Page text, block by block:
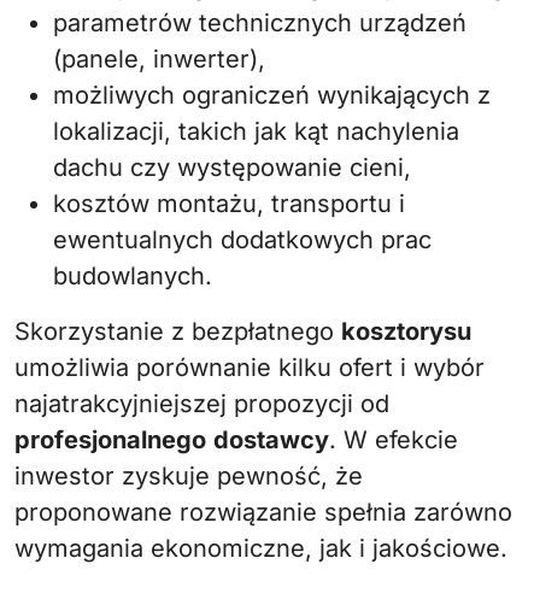
parametrów technicznych urządzeń
(panele, inwerter),
możliwych ograniczeń wynikających z
lokalizacji, takich jak kąt nachylenia
dachu czy występowanie cieni,
kosztów montażu, transportu i
ewentualnych dodatkowych prac
budowlanych.
Skorzystanie z bezpłatnego kosztorysu
umożliwia porównanie kilku ofert i wybór
najatrakcyjniejszej propozycji od
profesjonalnego dostawcy. W efekcie
inwestor zyskuje pewność, że
proponowane rozwiązanie spełnia zarówno
wymagania ekonomiczne, jak i jakościowe.